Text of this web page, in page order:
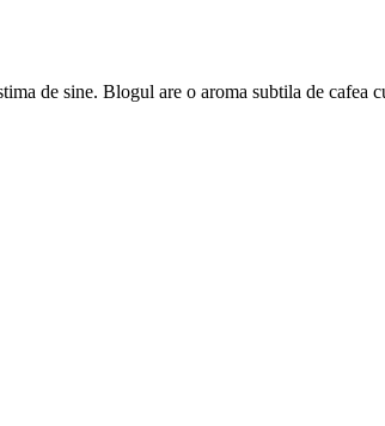
de sine. Blogul are o aroma subtila de cafea